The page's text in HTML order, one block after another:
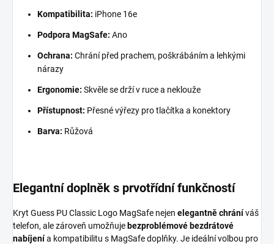
Kompatibilita: iPhone 16e
Podpora MagSafe: Ano
Ochrana: Chrání před prachem, poškrábáním a lehkými
nárazy
Ergonomie: Skvěle se drží v ruce a neklouže
Přístupnost: Přesné výřezy pro tlačítka a konektory
Barva: Růžová
Elegantní doplněk s prvotřídní funkčností
Kryt Guess PU Classic Logo MagSafe nejen elegantně chráníváš
telefon, ale zároveň umožňuje bezproblémové bezdrátové
nabíjenía kompatibilitu s MagSafe doplňky. Je ideální volbou pro